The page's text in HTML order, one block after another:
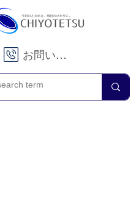
お問い合わせ